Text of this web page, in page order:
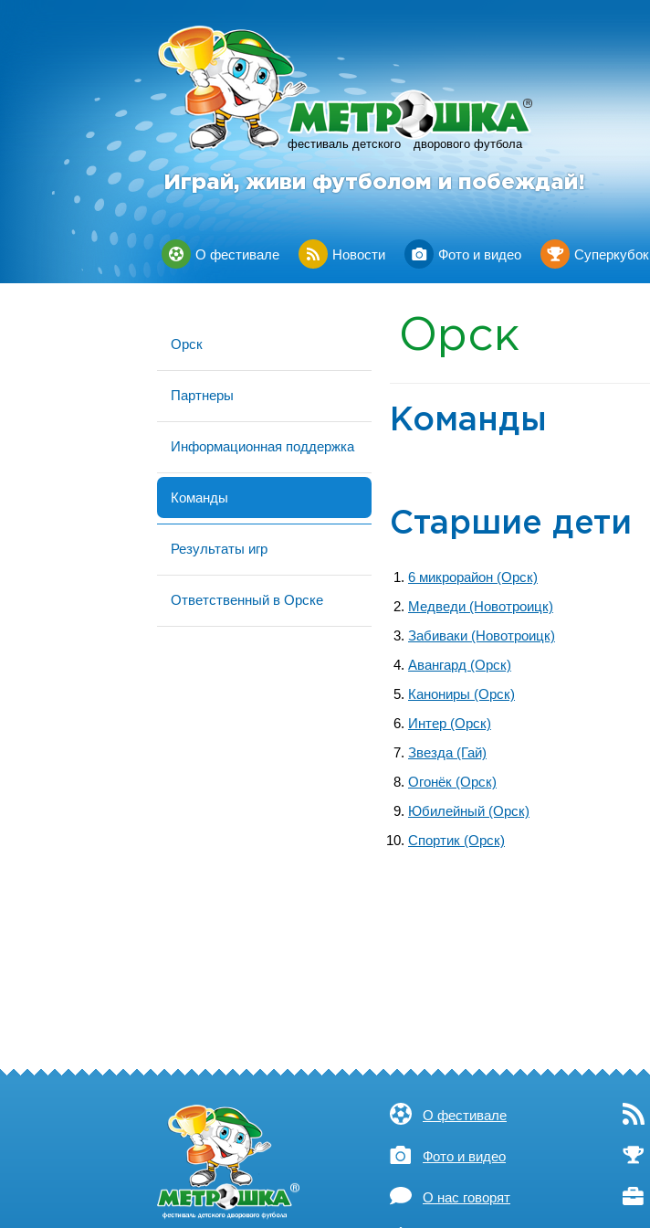
фестиваль детского дворового футбола
R
Играй, живи футболом и побеждай!
О фестивале Новости Фото и видео Суперкубок
Орск
Партнеры
Информационная поддержка
Команды
Результаты игр
Ответственный в Орске
Орск
Команды
Старшие дети
6 микрорайон (Орск)
Медведи (Новотроицк)
Забиваки (Новотроицк)
Авангард (Орск)
Канониры (Орск)
Интер (Орск)
Звезда (Гай)
Огонёк (Орск)
Юбилейный (Орск)
Спортик (Орск)
О фестивале
Фото и видео
О нас говорят